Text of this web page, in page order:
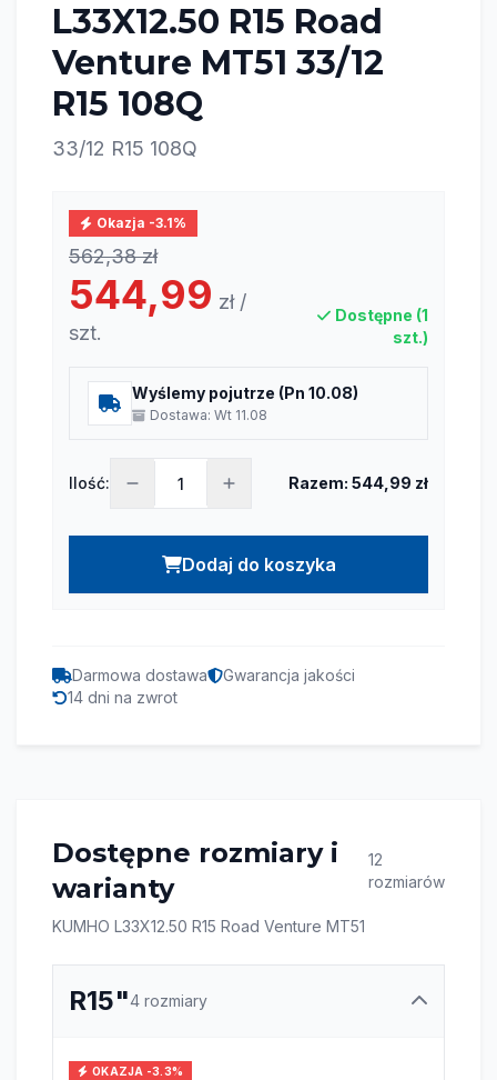
L33X12.50 R15 Road
Venture MT51 33/12
R15 108Q
33/12 R15 108Q
Okazja -3.1%
562,38 zł
544,99 zł /
szt.
Dostępne (1
szt.)
Wyślemy pojutrze (Pn 10.08)
Dostawa: Wt 11.08
Ilość: Razem: 544,99 zł
Dodaj do koszyka
Darmowa dostawa
Gwarancja jakości
14 dni na zwrot
Dostępne rozmiary i
warianty
12
rozmiarów
KUMHO L33X12.50 R15 Road Venture MT51
R15"4 rozmiary
OKAZJA -3.3%